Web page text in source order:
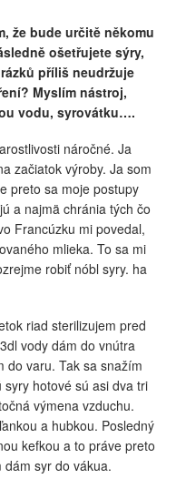
že bude určitě někomu
ošetřujete sýry,
příliš neudržuje
Myslím nástroj,
vodu, syrovátku….
náročné. Ja
začiatok výroby. Ja som
preto sa moje postupy
a najmä chránia tých čo
Francúzku mi povedal,
mlieka. To sa mi
robiť nóbl syry. ha
riad sterilizujem pred
vody dám do vnútra
do varu. Tak sa snažím
hotové sú asi dva tri
výmena vzduchu.
a hubkou. Posledný
kefkou a to práve preto
syr do vákua.